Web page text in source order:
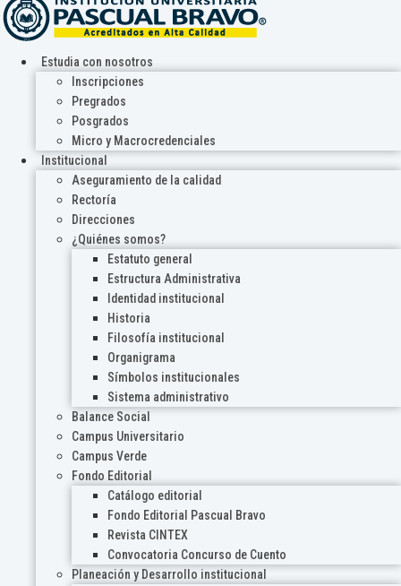
Estudia con nosotros
Inscripciones
Pregrados
Posgrados
Micro y Macrocredenciales
Institucional
Aseguramiento de la calidad
Rectoría
Direcciones
¿Quiénes somos?
Estatuto general
Estructura Administrativa
Identidad institucional
Historia
Filosofía institucional
Organigrama
Símbolos institucionales
Sistema administrativo
Balance Social
Campus Universitario
Campus Verde
Fondo Editorial
Catálogo editorial
Fondo Editorial Pascual Bravo
Revista CINTEX
Convocatoria Concurso de Cuento
Planeación y Desarrollo institucional